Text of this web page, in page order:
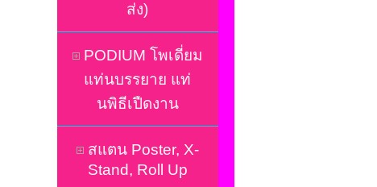
ส่ง)
PODIUM โพเดี่ยม
แท่นบรรยาย แท่
นพิธีเปืดงาน
สแตน Poster, X-
Stand, Roll Up